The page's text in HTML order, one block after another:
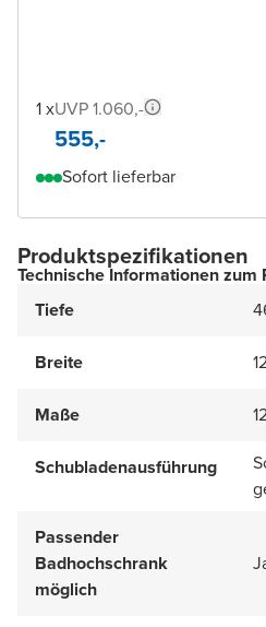
1 xUVP 1.060,-
555,-
Sofort lieferbar
Produktspezifikationen
Technische Informationen zum
Tiefe
Breite
Maße
Schubladenausführung
Passender
Badhochschrank
möglich